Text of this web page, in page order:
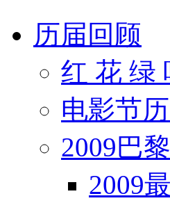
历届回顾
红 花 绿
电影节
2009巴
2009